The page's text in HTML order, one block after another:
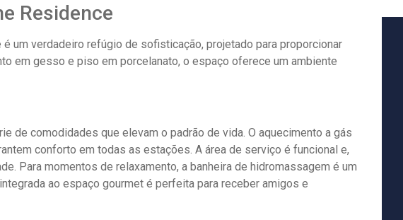
Residence
é um verdadeiro refúgio de sofisticação, projetado para proporcionar
em gesso e piso em porcelanato, o espaço oferece um ambiente
de comodidades que elevam o padrão de vida. O aquecimento a gás
conforto em todas as estações. A área de serviço é funcional e,
Para momentos de relaxamento, a banheira de hidromassagem é um
ao espaço gourmet é perfeita para receber amigos e